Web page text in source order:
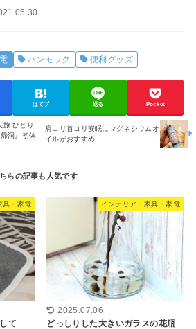
ハンモック 便利グッズ
はてブ 送る Pocket
旅 ひとり
洞』初体
肩コリ首コリ安眠にマグネシウムオ
イルがおすすめ
具・家電
て
インテリア・家具・家電
2025.07.06
どっしりした大きいガラスの花瓶